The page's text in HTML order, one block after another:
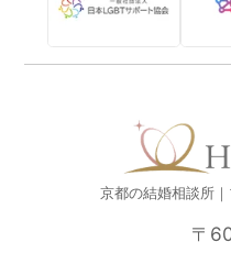
京都の結婚相談所
〒